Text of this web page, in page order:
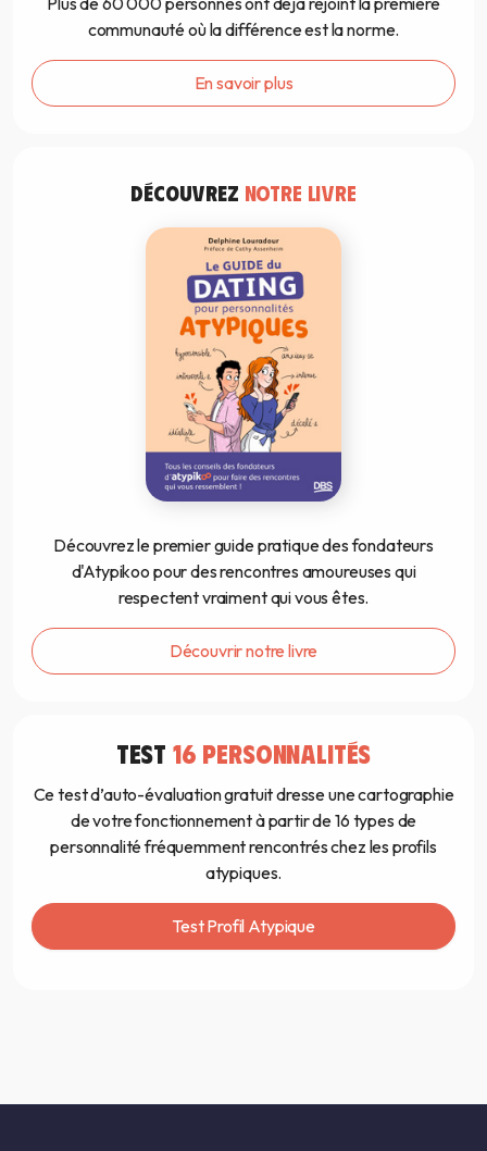
communauté où la différence est la norme.
En savoir plus
DÉCOUVREZ NOTRE LIVRE
Découvrez le premier guide pratique des fondateurs
d'Atypikoo pour des rencontres amoureuses qui
respectent vraiment qui vous êtes.
Découvrir notre livre
TEST 16 PERSONNALITÉS
Ce test d’auto-évaluation gratuit dresse une cartographie
de votre fonctionnement à partir de 16 types de
personnalité fréquemment rencontrés chez les profils
atypiques.
Test Profil Atypique